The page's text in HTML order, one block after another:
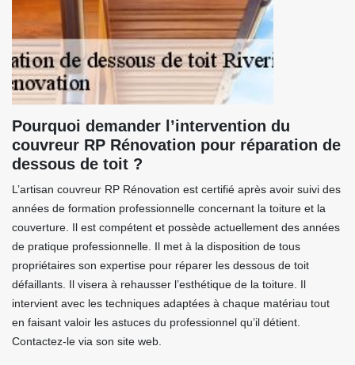
Pourquoi demander l’intervention du
couvreur RP Rénovation pour réparation de
dessous de toit ?
L’artisan couvreur RP Rénovation est certifié après avoir suivi des
années de formation professionnelle concernant la toiture et la
couverture. Il est compétent et possède actuellement des années
de pratique professionnelle. Il met à la disposition de tous
propriétaires son expertise pour réparer les dessous de toit
défaillants. Il visera à rehausser l’esthétique de la toiture. Il
intervient avec les techniques adaptées à chaque matériau tout
en faisant valoir les astuces du professionnel qu’il détient.
Contactez-le via son site web.